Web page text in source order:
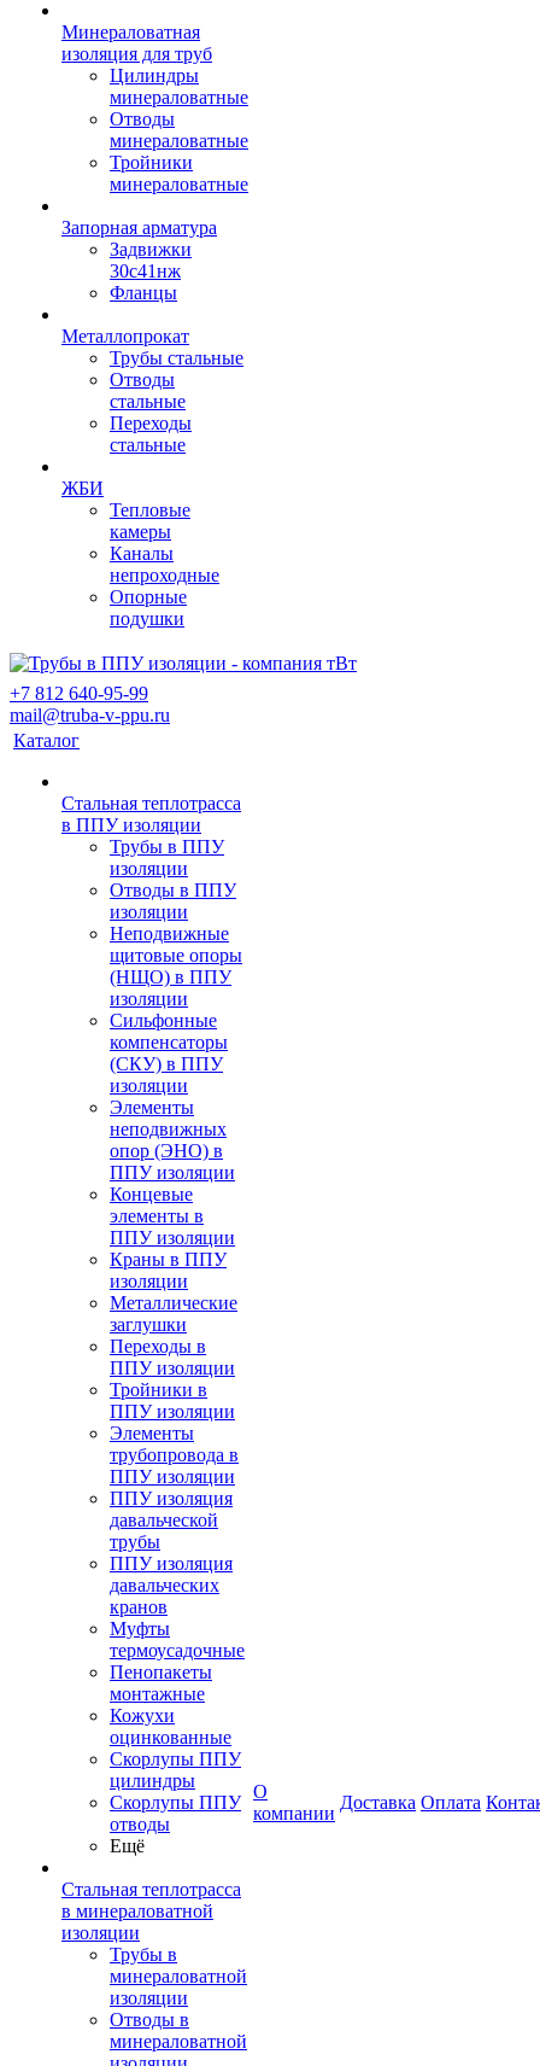
Минераловатная
изоляция для труб
Цилиндры
минераловатные
Отводы
минераловатные
Тройники
минераловатные
Запорная арматура
Задвижки
30с41нж
Фланцы
Металлопрокат
Трубы стальные
Отводы
стальные
Переходы
стальные
ЖБИ
Тепловые
камеры
Каналы
непроходные
Опорные
подушки
+7 812 640-95-99
mail@truba-v-ppu.ru
Каталог
Стальная теплотрасса
в ППУ изоляции
Трубы в ППУ
изоляции
Отводы в ППУ
изоляции
Неподвижные
щитовые опоры
(НЩО) в ППУ
изоляции
Cильфонные
компенсаторы
(СКУ) в ППУ
изоляции
Элементы
неподвижных
опор (ЭНО) в
ППУ изоляции
Концевые
элементы в
ППУ изоляции
Краны в ППУ
изоляции
Металлические
заглушки
Переходы в
ППУ изоляции
Тройники в
ППУ изоляции
Элементы
трубопровода в
ППУ изоляции
ППУ изоляция
давальческой
трубы
ППУ изоляция
давальческих
кранов
Муфты
термоусадочные
Пенопакеты
монтажные
Кожухи
оцинкованные
Скорлупы ППУ
цилиндры
Скорлупы ППУ
отводы
Ещё
Стальная теплотрасса
в минераловатной
изоляции
Трубы в
минераловатной
изоляции
Отводы в
минераловатной
О
компании
Доставка Оплата